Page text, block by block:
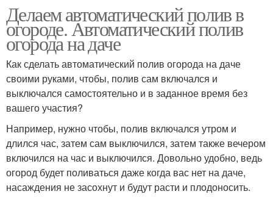
Делаем автоматический полив в
огороде. Автоматический полив
огорода на даче
Как сделать автоматический полив огорода на даче
своими руками, чтобы, полив сам включался и
выключался самостоятельно и в заданное время без
вашего участия?
Например, нужно чтобы, полив включался утром и
длился час, затем сам выключился, затем также вечером
включился на час и выключился. Довольно удобно, ведь
огород будет поливаться даже когда вас нет на даче,
насаждения не засохнут и будут расти и плодоносить.